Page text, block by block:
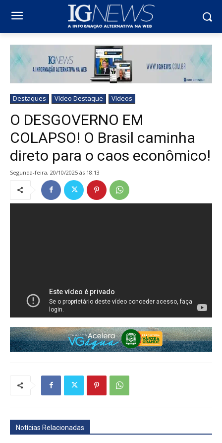
Destaques Vídeo Destaque Vídeos
O DESGOVERNO EM
COLAPSO! O Brasil caminha
direto para o caos econômico!
segunda-feira, 20/10/2025 ás 18:13
Notícias Relacionadas